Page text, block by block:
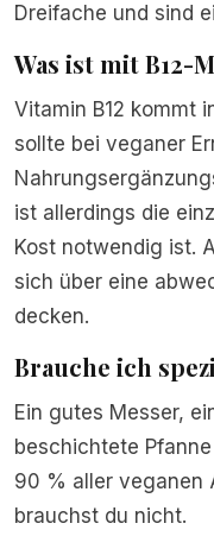
Dreifache und sind
Was ist mit B12-
Vitamin B12 kommt
sollte bei veganer
ist allerdings die
Kost notwendig ist.
sich über eine
decken.
Brauche ich
Ein gutes Messer,
beschichtete
90 % aller veganen
brauchst du nicht.